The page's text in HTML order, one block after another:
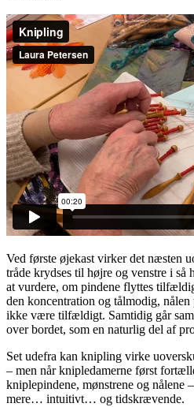
Ved første øjekast virker det næsten
tråde krydses til højre og venstre i så
at vurdere, om pindene flyttes
den koncentration og tålmodig, nålen
ikke være tilfældigt. Samtidig går
over bordet, som en naturlig del af
Set udefra kan knipling virke
– men når knipledamerne først
kniplepindene, mønstrene og nålene
mere… intuitivt… og tidskrævende.